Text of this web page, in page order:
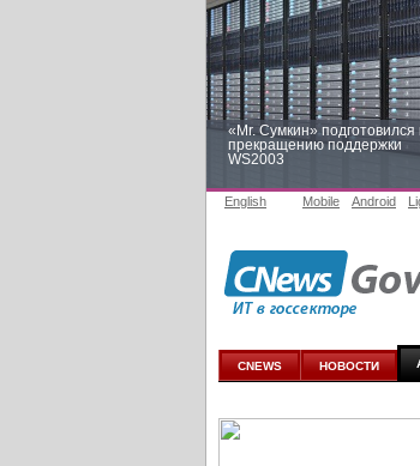
«Mr. Сумкин» подготовился
прекращению поддержки
WS2003
Заоблачная оптимизация:
аналитике
English Mobile Android
CNEWS НОВОСТИ